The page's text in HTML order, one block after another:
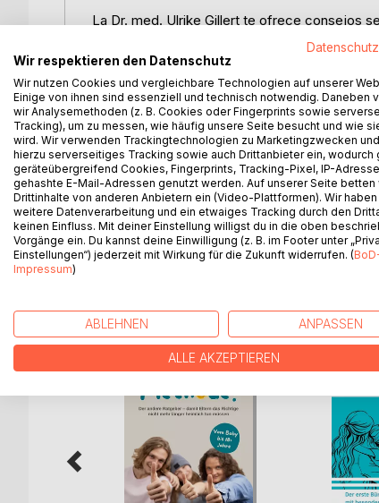
La Dr. med. Ulrike Gillert te ofrece consejos
lo largo del día con una postura interior
inseguridad, miedo o sobrecarga.
mantener la calma, incluso en situaciones
Además, encontrarás sugerencias sobre
de la vida cotidiana. Para así poder crecer
A todas las madres y padres de este mundo:
que siempre han sido de corazón:
entre padres e hij os, de la que ambas partes
Wir respektieren den Datenschutz
Wir nutzen Cookies und vergleichbare Technologien auf unserer
Einige von ihnen sind essenziell und technisch notwendig. Daneben
wir Analysemethoden (z. B. Cookies oder Fingerprints sowie
Tracking), um zu messen, wie häufig unsere Seite besucht und wie
wird. Wir verwenden Trackingtechnologien zu Marketingzwecken
hierzu serverseitiges Tracking sowie auch Drittanbieter ein, wodurch
geräteübergreifend Cookies, Fingerprints, Tracking-Pixel, IP-
gehashte E-Mail-Adressen genutzt werden. Auf unserer Seite betten
Drittinhalte von anderen Anbietern ein (Video-Plattformen). Wir
weitere Datenverarbeitung und ein etwaiges Tracking durch den
keinen Einfluss. Mit deiner Einstellung willigst du in die oben
Vorgänge ein. Du kannst deine Einwilligung (z. B. im Footer unter
Einstellungen“) jederzeit mit Wirkung für die Zukunft widerrufen. (
Impressum)
ABLEHNEN ANPASSEN
ALLE AKZEPTIEREN